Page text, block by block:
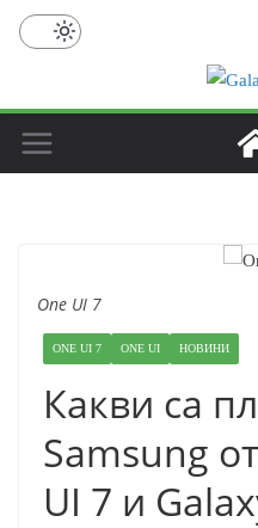
Skip
One UI 7
ONE UI 7 ONE UI НОВИНИ
Какви са
Samsung
UI 7 и